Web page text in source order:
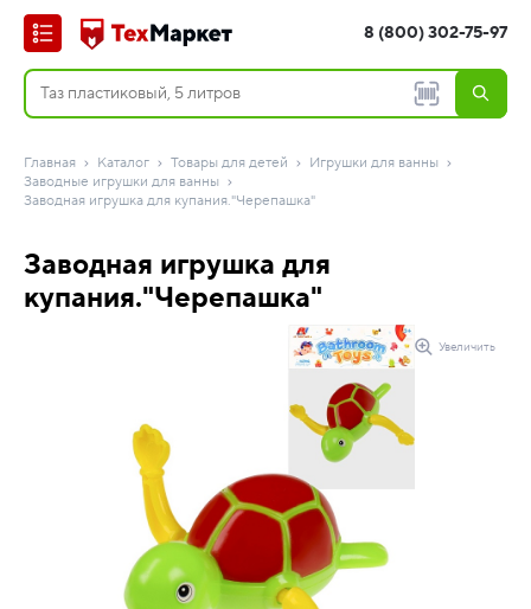
8 (800) 302-75-97
Главная Каталог Товары для детей
Игрушки для ванны
Заводные игрушки для ванны
Заводная игрушка для купания."Черепашка"
Заводная игрушка для
купания."Черепашка"
Увеличить